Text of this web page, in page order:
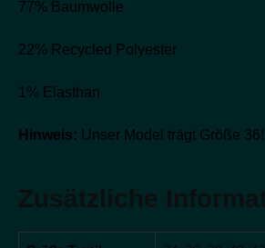
77% Baumwolle
22% Recycled Polyester
1% Elasthan
Hinweis: Unser Model trägt Größe 36!